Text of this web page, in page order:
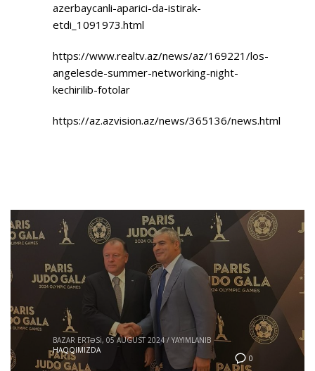
azerbaycanli-aparici-da-istirak-
etdi_1091973.html
https://www.realtv.az/news/az/169221/los-
angelesde-summer-networking-night-
kechirilib-fotolar
https://az.azvision.az/news/365136/news.html
0
BAZAR ERTƏSI, 05 AUGUST 2024 / YAYIMLANIB
HAQQIMIZDA